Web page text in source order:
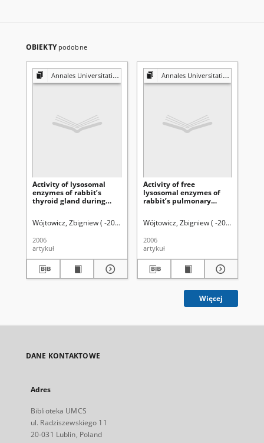
OBIEKTY podobne
Annales Universitatis Mariae Curie-Skłodowska. Sectio D, Medicina
Activity of lysosomal
enzymes of rabbit’s
thyroid gland during
Wójtowicz, Zbigniew ( -2010). Taczała, Sławomir. Błaszczak-Szalak,
2006
artykuł
Annales Universitatis Mariae Curie-Skłodowska. Sectio D, Medicina
Activity of free
lysosomal enzymes of
rabbit’s pulmonary
Wójtowicz, Zbigniew ( -2010).
2006
artykuł
Więcej
DANE KONTAKTOWE
Adres
Biblioteka UMCS
ul. Radziszewskiego 11
20-031 Lublin, Poland